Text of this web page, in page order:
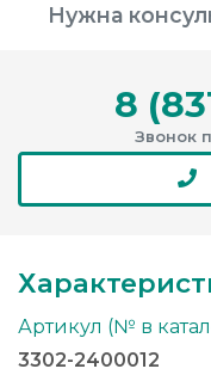
Нужна
8
Звонок
Артикул (№ в
3302-2400012